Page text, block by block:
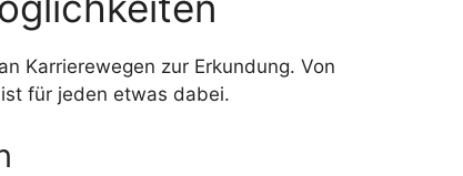
Karrierewegen zur Erkundung. Von
für jeden etwas dabei.